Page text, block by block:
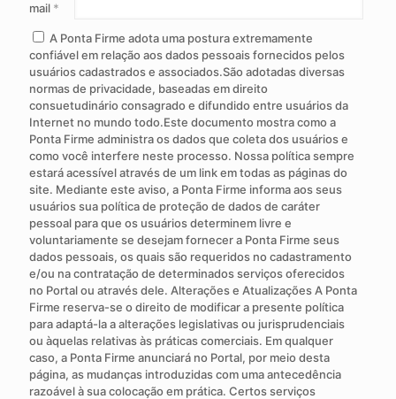
mail *
A Ponta Firme adota uma postura extremamente
confiável em relação aos dados pessoais fornecidos pelos
usuários cadastrados e associados.São adotadas diversas
normas de privacidade, baseadas em direito
consuetudinário consagrado e difundido entre usuários da
Internet no mundo todo.Este documento mostra como a
Ponta Firme administra os dados que coleta dos usuários e
como você interfere neste processo. Nossa política sempre
estará acessível através de um link em todas as páginas do
site. Mediante este aviso, a Ponta Firme informa aos seus
usuários sua política de proteção de dados de caráter
pessoal para que os usuários determinem livre e
voluntariamente se desejam fornecer a Ponta Firme seus
dados pessoais, os quais são requeridos no cadastramento
e/ou na contratação de determinados serviços oferecidos
no Portal ou através dele. Alterações e Atualizações A Ponta
Firme reserva-se o direito de modificar a presente política
para adaptá-la a alterações legislativas ou jurisprudenciais
ou àquelas relativas às práticas comerciais. Em qualquer
caso, a Ponta Firme anunciará no Portal, por meio desta
página, as mudanças introduzidas com uma antecedência
razoável à sua colocação em prática. Certos serviços